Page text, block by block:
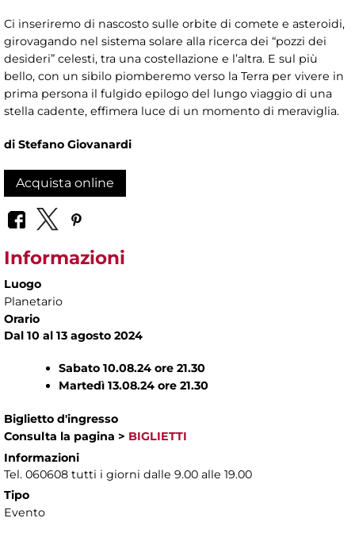
Ci inseriremo di nascosto sulle orbite di comete e asteroidi,
girovagando nel sistema solare alla ricerca dei “pozzi dei
desideri” celesti, tra una costellazione e l’altra. E sul più
bello, con un sibilo piomberemo verso la Terra per vivere in
prima persona il fulgido epilogo del lungo viaggio di una
stella cadente, effimera luce di un momento di meraviglia.
di Stefano Giovanardi
Acquista online
Informazioni
Luogo
Planetario
Orario
Dal 10 al 13 agosto 2024
Sabato 10.08.24 ore 21.30
Martedì 13.08.24 ore 21.30
Biglietto d'ingresso
Consulta la pagina > BIGLIETTI
Informazioni
Tel. 060608 tutti i giorni dalle 9.00 alle 19.00
Tipo
Evento